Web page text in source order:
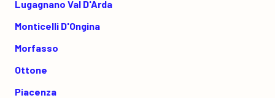
Lugagnano Val D'Arda
Monticelli D'Ongina
Morfasso
Ottone
Piacenza